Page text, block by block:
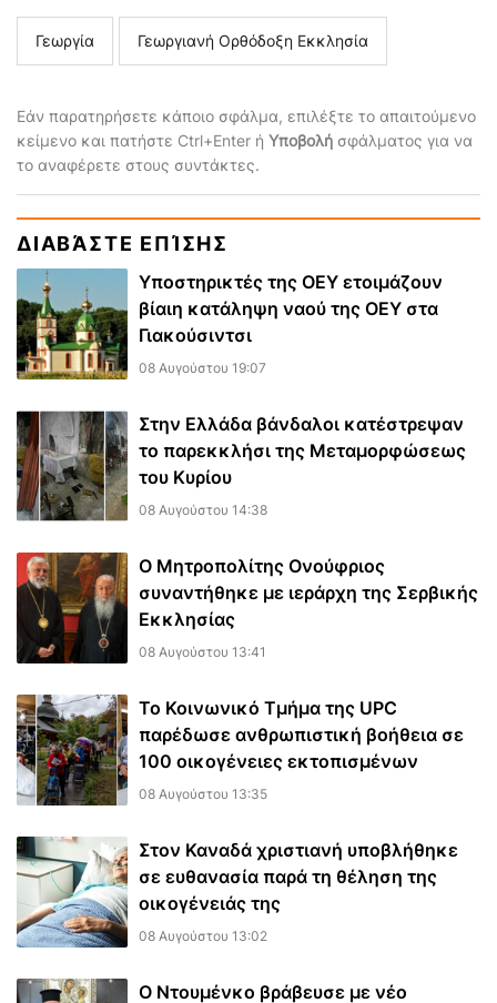
Γεωργία Γεωργιανή Ορθόδοξη Εκκλησία
Εάν παρατηρήσετε κάποιο σφάλμα, επιλέξτε το απαιτούμενο
κείμενο και πατήστε Ctrl+Enter ή Υποβολή σφάλματος για να
το αναφέρετε στους συντάκτες.
ΔΙΑΒΆΣΤΕ ΕΠΊΣΗΣ
Υποστηρικτές της ΟΕΥ ετοιμάζουν
βίαιη κατάληψη ναού της ΟΕΥ στα
Γιακούσιντσι
08 Αυγούστου 19:07
Στην Ελλάδα βάνδαλοι κατέστρεψαν
το παρεκκλήσι της Μεταμορφώσεως
του Κυρίου
08 Αυγούστου 14:38
Ο Μητροπολίτης Ονούφριος
συναντήθηκε με ιεράρχη της Σερβικής
Εκκλησίας
08 Αυγούστου 13:41
Το Κοινωνικό Τμήμα της UPC
παρέδωσε ανθρωπιστική βοήθεια σε
100 οικογένειες εκτοπισμένων
08 Αυγούστου 13:35
Στον Καναδά χριστιανή υποβλήθηκε
σε ευθανασία παρά τη θέληση της
οικογένειάς της
08 Αυγούστου 13:02
Ο Ντουμένκο βράβευσε με νέο